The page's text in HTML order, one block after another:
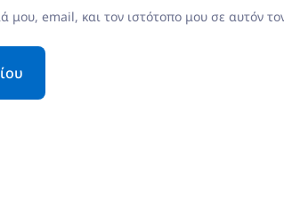
μου, email, και τον ιστότοπο μου σε αυτόν